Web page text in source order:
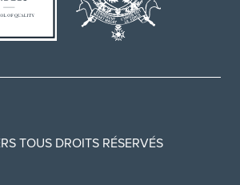
TOUS DROITS RÉSERVÉS